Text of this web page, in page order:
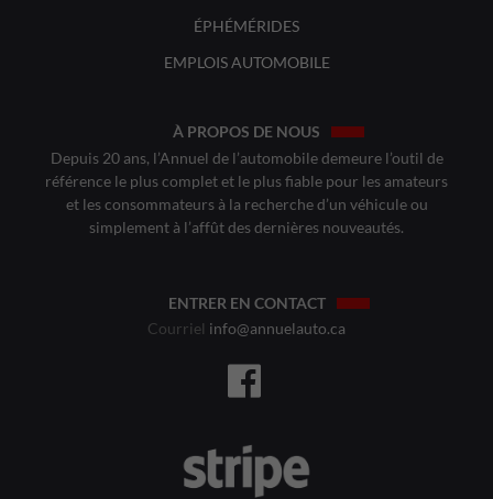
ÉPHÉMÉRIDES
EMPLOIS AUTOMOBILE
À PROPOS DE NOUS
Depuis 20 ans, l’Annuel de l’automobile demeure l’outil de
référence le plus complet et le plus fiable pour les amateurs
et les consommateurs à la recherche d’un véhicule ou
simplement à l’affût des dernières nouveautés.
ENTRER EN CONTACT
Courriel info@annuelauto.ca